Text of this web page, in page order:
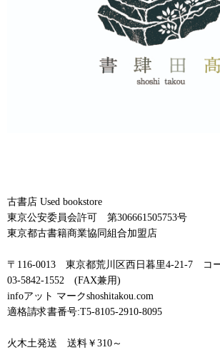
古書店 Used bookstore
東京公安委員会許可 第306661505753号
東京都古書籍商業協同組合加盟店
〒116-0013 東京都荒川区西日暮里4-21-7 コ
03-5842-1552 (FAX兼用)
infoアット マークshoshitakou.com
適格請求書番号:T5-8105-2910-8095
火木土発送 送料￥310～